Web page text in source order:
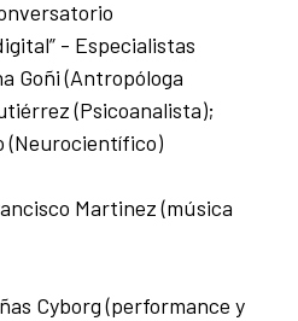
- Especialistas
Goñi (Antropóloga
(Psicoanalista);
(Neurocientífico)
Martinez (música
Cyborg (performance y